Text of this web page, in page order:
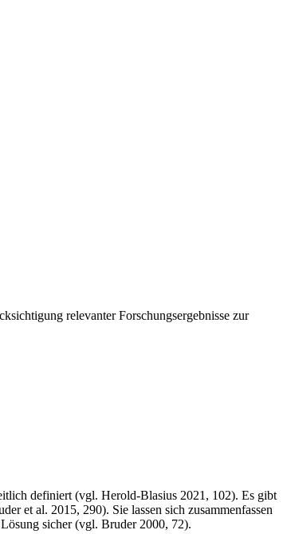
relevanter Forschungsergebnisse zur
definiert (vgl. Herold-Blasius 2021, 102). Es gibt
et al. 2015, 290). Sie lassen sich zusammenfassen
sicher (vgl. Bruder 2000, 72).